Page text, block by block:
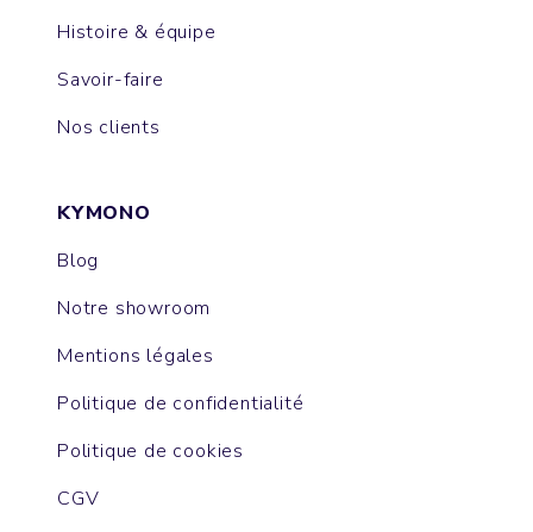
Histoire & équipe
Savoir-faire
Nos clients
KYMONO
Blog
Notre showroom
Mentions légales
Politique de confidentialité
Politique de cookies
CGV